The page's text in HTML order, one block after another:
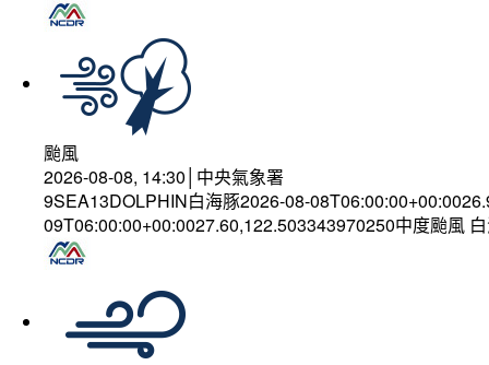
颱風
2026-08-08, 14:30│中央氣象署
9SEA13DOLPHIN白海豚2026-08-
09T06:00:00+00:0027.60,122.503343970250中度颱風